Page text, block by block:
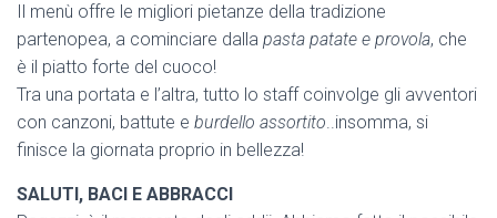
Il menù offre le migliori pietanze della tradizione
partenopea, a cominciare dalla pasta patate e provola, che
è il piatto forte del cuoco!
Tra una portata e l’altra, tutto lo staff coinvolge gli avventori
con canzoni, battute e burdello assortito..insomma, si
finisce la giornata proprio in bellezza!
SALUTI, BACI E ABBRACCI